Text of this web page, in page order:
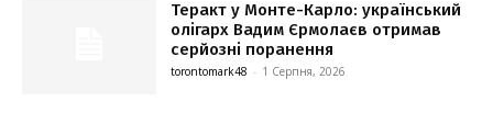
Теракт у Монте-Карло: український
олігарх Вадим Єрмолаєв отримав
серйозні поранення
torontomark48 - 1 Серпня, 2026